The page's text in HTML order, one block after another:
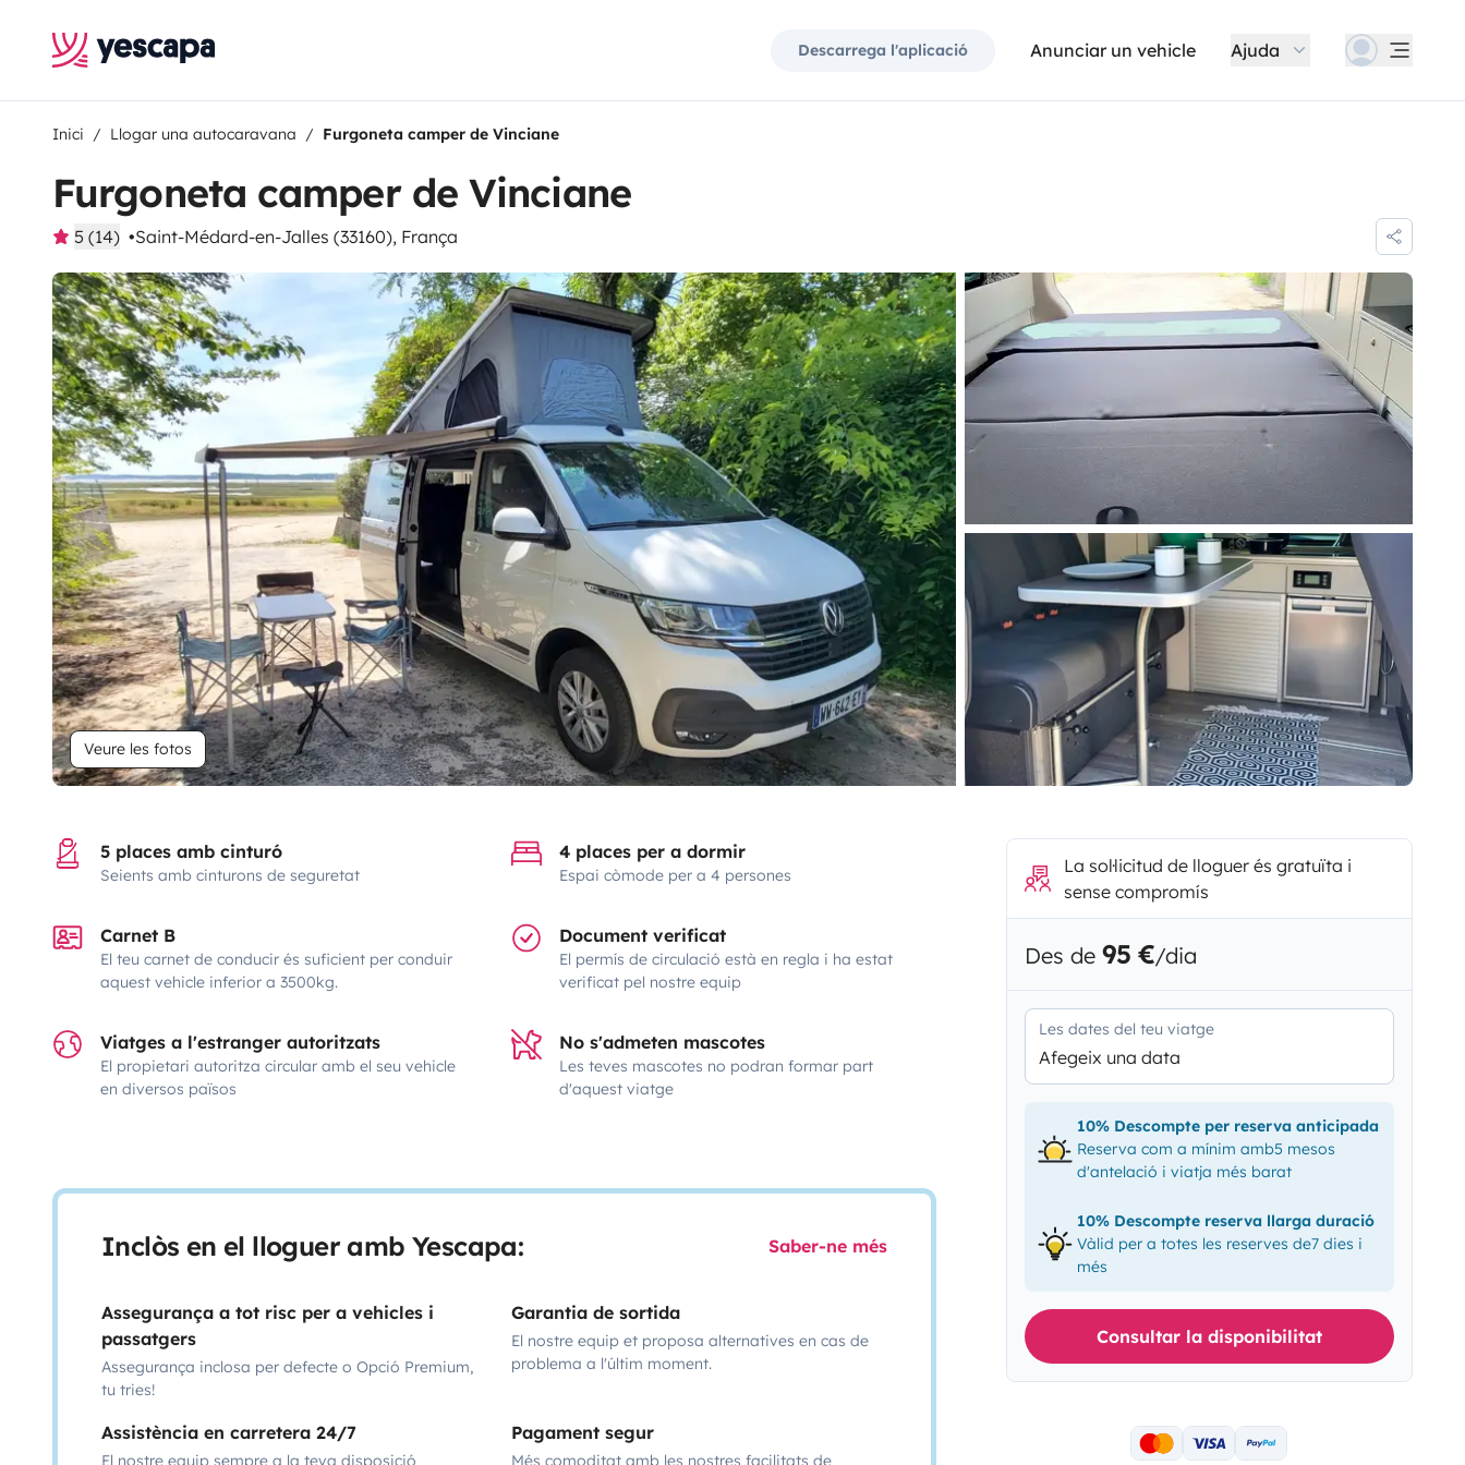
Descarrega l'aplicació Anunciar un vehicle Ajuda
Inici Llogar una autocaravana Furgoneta camper de Vinciane
Furgoneta camper de Vinciane
5 (14) Saint-Médard-en-Jalles (33160), França
Veure les fotos
5 places amb cinturó
Seients amb cinturons de seguretat
4 places per a dormir
Espai còmode per a 4 persones
Carnet B
El teu carnet de conducir és suficient per conduir
aquest vehicle inferior a 3500kg.
Document verificat
El permís de circulació està en regla i ha estat
verificat pel nostre equip
Viatges a l'estranger autoritzats
El propietari autoritza circular amb el seu vehicle
en diversos països
No s'admeten mascotes
Les teves mascotes no podran formar part
d'aquest viatge
Inclòs en el lloguer amb Yescapa: Saber-ne més
Assegurança a tot risc per a vehicles i
passatgers
Assegurança inclosa per defecte o Opció Premium,
tu tries!
Garantia de sortida
El nostre equip et proposa alternatives en cas de
problema a l'últim moment.
Assistència en carretera 24/7
El nostre equip sempre a la teva disposició
Pagament segur
Més comoditat amb les nostres facilitats de
La sol·licitud de lloguer és gratuïta i
sense compromís
Des de 95 €/dia
Les dates del teu viatge
Afegeix una data
10% Descompte per reserva anticipada
Reserva com a mínim amb5 mesos
d'antelació i viatja més barat
10% Descompte reserva llarga duració
Vàlid per a totes les reserves de7 dies i
més
Consultar la disponibilitat